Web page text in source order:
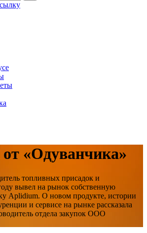
«Одуванчика»
топливных присадок и
вывел на рынок собственную
Aplidium. О новом продукте, истории
и сервисе на рынке рассказала
отдела закупок ООО